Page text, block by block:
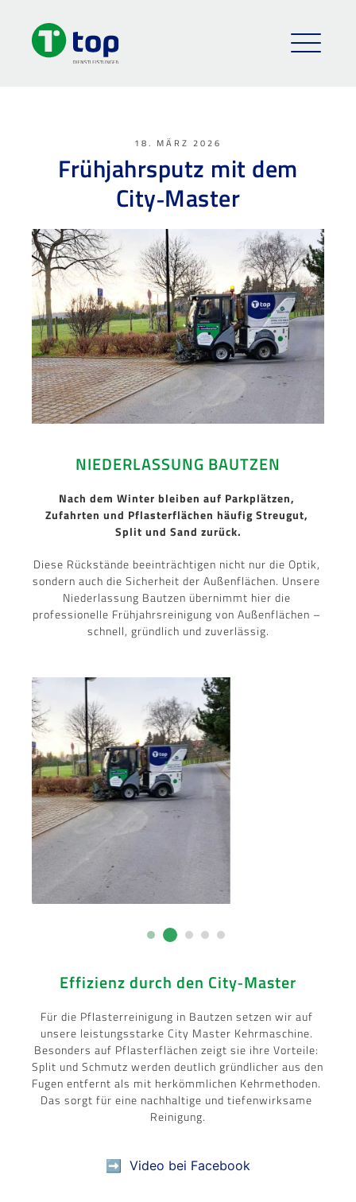
18. MÄRZ 2026
Frühjahrsputz mit dem
City‑Master
NIEDERLASSUNG BAUTZEN
Nach dem Winter bleiben auf Parkplätzen,
Zufahrten und Pflasterflächen häufig Streugut,
Split und Sand zurück.
Diese Rückstände beeinträchtigen nicht nur die Optik,
sondern auch die Sicherheit der Außenflächen. Unsere
Niederlassung Bautzen übernimmt hier die
professionelle Frühjahrsreinigung von Außenflächen –
schnell, gründlich und zuverlässig.
Effizienz durch den City‑Master
Für die Pflasterreinigung in Bautzen setzen wir auf
unsere leistungsstarke City Master Kehrmaschine.
Besonders auf Pflasterflächen zeigt sie ihre Vorteile:
Split und Schmutz werden deutlich gründlicher aus den
Fugen entfernt als mit herkömmlichen Kehrmethoden.
Das sorgt für eine nachhaltige und tiefenwirksame
Reinigung.
➡️ Video bei Facebook